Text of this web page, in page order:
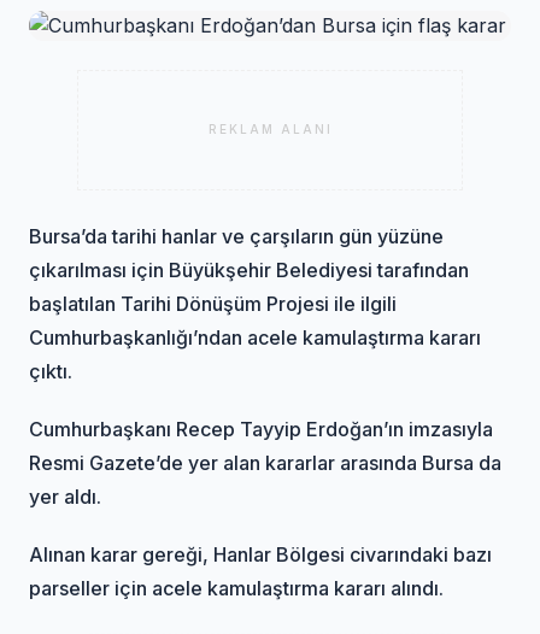
REKLAM ALANI
Bursa’da tarihi hanlar ve çarşıların gün yüzüne
çıkarılması için Büyükşehir Belediyesi tarafından
başlatılan Tarihi Dönüşüm Projesi ile ilgili
Cumhurbaşkanlığı’ndan acele kamulaştırma kararı
çıktı.
Cumhurbaşkanı Recep Tayyip Erdoğan’ın imzasıyla
Resmi Gazete’de yer alan kararlar arasında Bursa da
yer aldı.
Alınan karar gereği, Hanlar Bölgesi civarındaki bazı
parseller için acele kamulaştırma kararı alındı.